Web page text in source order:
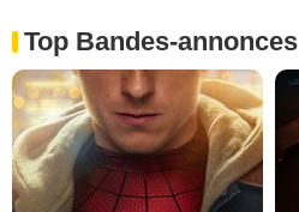
Top Bandes-annonces